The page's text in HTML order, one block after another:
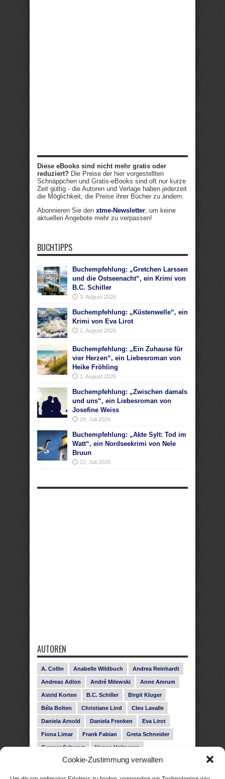
Cookie-Zustimmung verwalten
Diese eBooks sind nicht mehr gratis oder
reduziert? Die Preise der hier vorgestellten
Schnäppchen und Gratis-eBooks sind oft nur kurze
Zeit gültig - die Autoren und Verlage haben jederzeit
die Möglichkeit, die Preise ihrer Bücher zu ändern.
Abonnieren Sie den xtme-Newsletter, um keine
aktuellen Angebote mehr zu verpassen!
BUCHTIPPS
Buchempfehlung: „Gretchen Larssen
und die Ostseenacht“, ein Krimi von
B.C. Schiller
3. August 2026
Buchempfehlung: „Küstenwelle“, ein
Krimi von Eva Lirot
2. August 2026
Buchempfehlung: „Ein Zuhause für
vier Herzen“, ein Liebesroman von
Heike Fröhling
1. August 2026
Buchempfehlung: „Zwischen damals
und uns“, ein Liebesroman von
Josefine Weiss
29. Juli 2026
Buchempfehlung: „Akte Sylt: Tod im
Watt“, ein Nordseekrimi von Nele
Bruun
22. Juli 2026
AUTOREN
A. Collin Anabelle Wildbuch Andrea Reinhardt
Andreas Adlon André Milewski Anne Amrum
Astrid Korten B.C. Schiller Birgit Kluger
Béla Bolten Christiane Lind Cleo Lavalle
Daniela Arnold Daniela Frenken Eva Lirot
Fiona Limar Frank Fabian Greta Schneider
Gunnar Schwarz Hanna Holmgren
Heike Fröhling Ina Glahe Ivo Pala J. Vellguth